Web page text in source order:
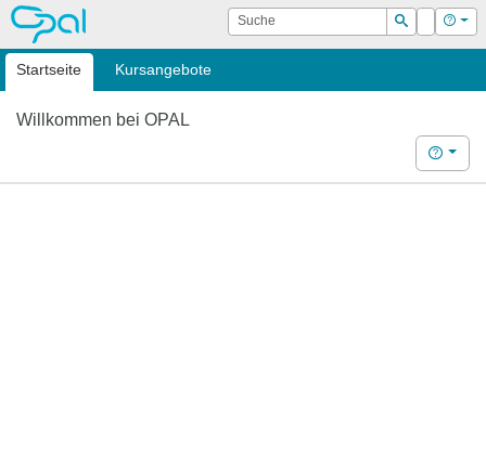
OPAL Suche
Suchen
Login Hilfe
Startseite Kursangebote
Willkommen bei OPAL
Hilfe